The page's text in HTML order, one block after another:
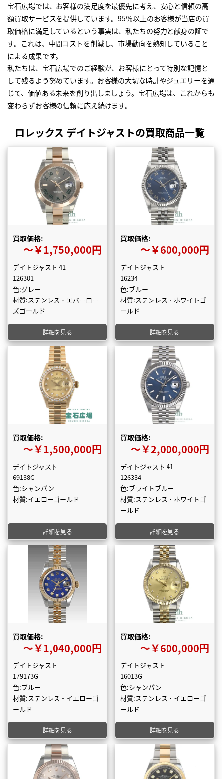
宝石広場では、お客様の満足度を最優先に考え、安心と信頼の高
額買取サービスを提供しています。95％以上のお客様が当店の買
取価格に満足しているという事実は、私たちの努力と献身の証で
す。これは、中間コストを削減し、市場動向を熟知していること
による成果です。
私たちは、宝石広場でのご経験が、お客様にとって特別な記憶と
して残るよう努めています。お客様の大切な時計やジュエリーを通
じて、価値ある未来を創り出しましょう。宝石広場は、これからも
変わらずお客様の信頼に応え続けます。
ロレックス デイトジャストの買取商品一覧
買取価格:
〜￥1,750,000円
デイトジャスト 41
126301
色:グレー
材質:ステンレス・エバーロー
ズゴールド
詳細を見る
買取価格:
〜￥600,000円
デイトジャスト
16234
色:ブルー
材質:ステンレス・ホワイトゴ
ールド
詳細を見る
買取価格:
〜￥1,500,000円
デイトジャスト
69138G
色:シャンパン
材質:イエローゴールド
詳細を見る
買取価格:
〜￥2,000,000円
デイトジャスト 41
126334
色:ブライトブルー
材質:ステンレス・ホワイトゴ
ールド
詳細を見る
買取価格:
〜￥1,040,000円
デイトジャスト
179173G
色:ブルー
材質:ステンレス・イエローゴ
ールド
詳細を見る
買取価格:
〜￥600,000円
デイトジャスト
16013G
色:シャンパン
材質:ステンレス・イエローゴ
ールド
詳細を見る